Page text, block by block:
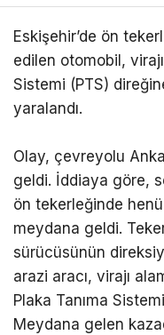
Eskişehir’de ön
edilen otomobil,
Sistemi (PTS)
yaralandı.
Olay, çevreyolu
geldi. İddiaya göre,
ön tekerleğinde
meydana geldi.
sürücüsünün
arazi aracı, virajı
Plaka Tanıma
Meydana gelen